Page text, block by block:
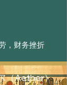
，财务挫折
（Aether）